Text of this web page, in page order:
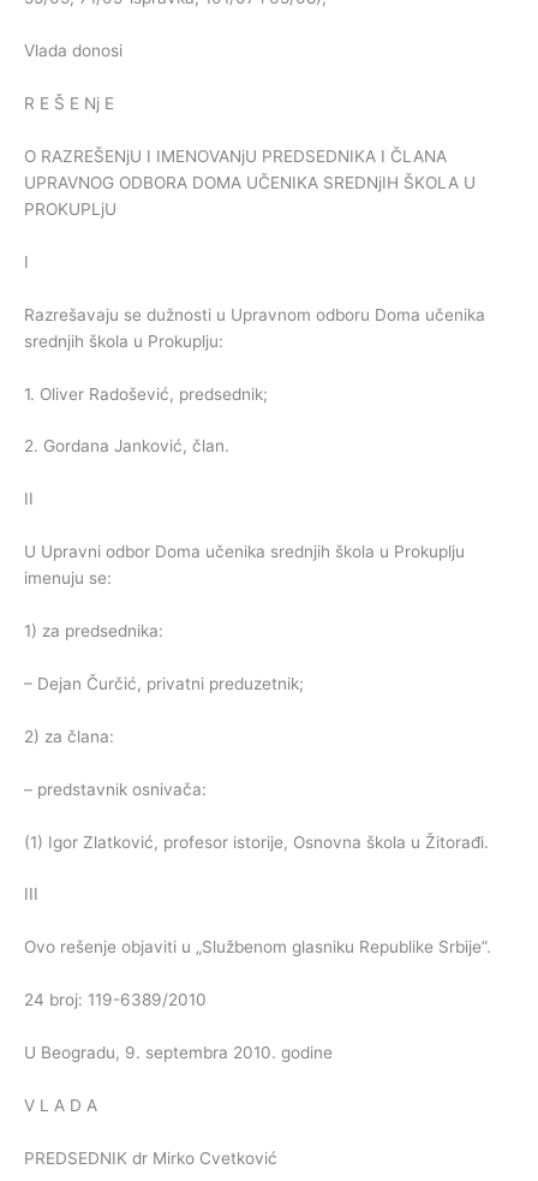
Vlada donosi
R E Š E Nj E
O RAZREŠENjU I IMENOVANjU PREDSEDNIKA I ČLANA
UPRAVNOG ODBORA DOMA UČENIKA SREDNjIH ŠKOLA U
PROKUPLjU
I
Razrešavaju se dužnosti u Upravnom odboru Doma učenika
srednjih škola u Prokuplju:
1. Oliver Radošević, predsednik;
2. Gordana Janković, član.
II
U Upravni odbor Doma učenika srednjih škola u Prokuplju
imenuju se:
1) za predsednika:
– Dejan Čurčić, privatni preduzetnik;
2) za člana:
– predstavnik osnivača:
(1) Igor Zlatković, profesor istorije, Osnovna škola u Žitorađi.
III
Ovo rešenje objaviti u „Službenom glasniku Republike Srbije”.
24 broj: 119-6389/2010
U Beogradu, 9. septembra 2010. godine
V L A D A
PREDSEDNIK dr Mirko Cvetković